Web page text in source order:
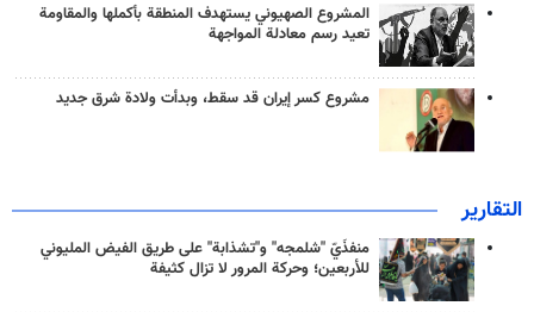
المشروع الصهيوني يستهدف المنطقة بأكملها والمقاومة
تعيد رسم معادلة المواجهة
مشروع كسر إيران قد سقط، وبدأت ولادة شرق جديد
التقارير
منفذَيّ "شلمجه" و"تشذابة" على طريق الفيض المليوني
للأربعين؛ وحركة المرور لا تزال كثيفة